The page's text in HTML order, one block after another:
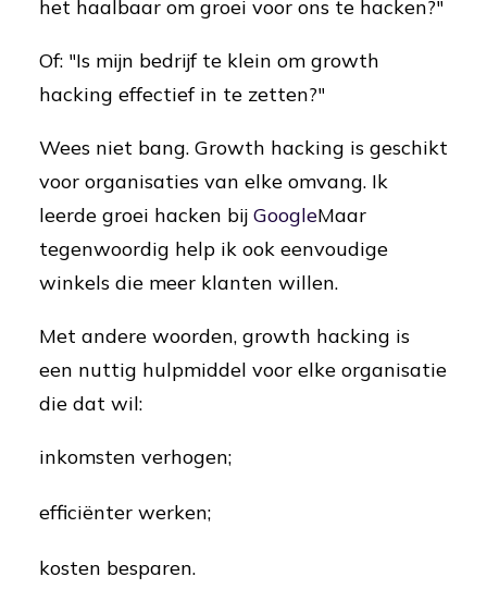
het haalbaar om groei voor ons te hacken?"
Of: "Is mijn bedrijf te klein om growth
hacking effectief in te zetten?"
Wees niet bang. Growth hacking is geschikt
voor organisaties van elke omvang. Ik
leerde groei hacken bij GoogleMaar
tegenwoordig help ik ook eenvoudige
winkels die meer klanten willen.
Met andere woorden, growth hacking is
een nuttig hulpmiddel voor elke organisatie
die dat wil:
inkomsten verhogen;
efficiënter werken;
kosten besparen.